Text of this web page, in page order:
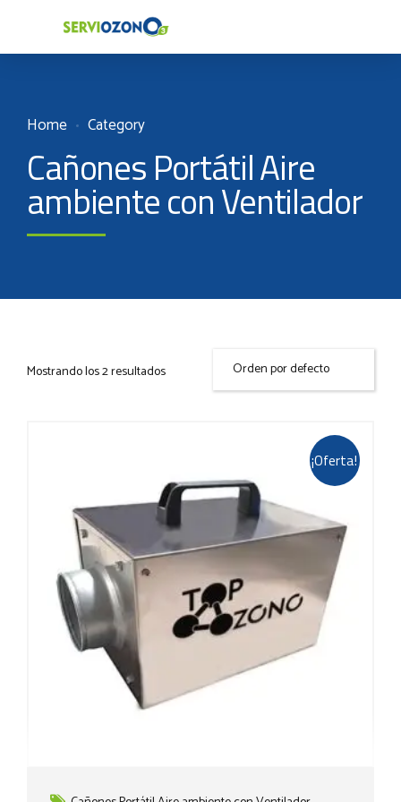
Home Category
Cañones Portátil Aire
ambiente con Ventilador
Mostrando los 2 resultados
¡Oferta!